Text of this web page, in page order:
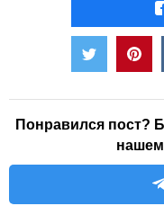
Понравился пост?
нашем